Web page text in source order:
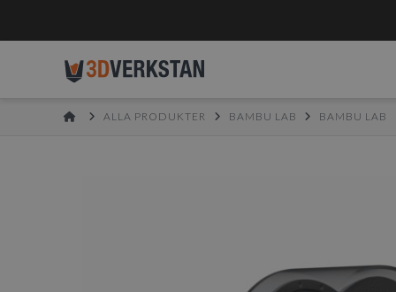
HOMEALLA PRODUKTER BAMBU LAB BAMBU LAB